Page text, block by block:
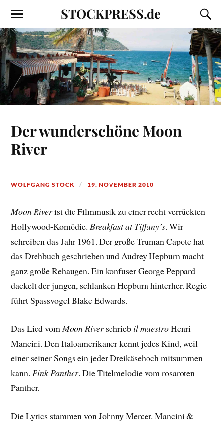
STOCKPRESS.de
Der wunderschöne Moon
River
WOLFGANG STOCK 19. NOVEMBER 2010
Moon Riverist die Filmmusik zu einer recht verrückten
Hollywood-Komödie.Breakfast at Tiffany’s. Wir
schreiben das Jahr 1961. Der große Truman Capote hat
das Drehbuch geschrieben und Audrey Hepburn macht
ganz große Rehaugen. Ein konfuser George Peppard
dackelt der jungen, schlanken Hepburn hinterher. Regie
führt Spassvogel Blake Edwards.
Das Lied vomMoon Riverschrieb il maestroHenri
Mancini. Den Italoamerikaner kennt jedes Kind, weil
einer seiner Songs ein jeder Dreikäsehoch mitsummen
kann.Pink Panther. Die Titelmelodie vom rosaroten
Panther.
Die Lyrics stammen von Johnny Mercer. Mancini &